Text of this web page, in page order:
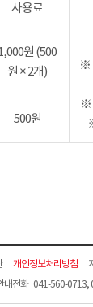
사용료
원 (500
원 × 2개)
※
※
500원
개인정보처리방침
내전화 041-560-0713,